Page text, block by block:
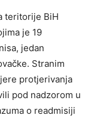
teritorije BiH
je 19
jedan
Stranim
protjerivanja
pod nadzorom u
o readmisiji